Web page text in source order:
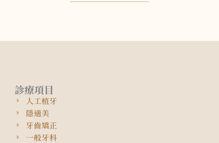
診療項目
人工植牙
隱適美
牙齒矯正
一般牙科